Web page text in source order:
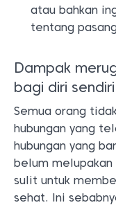
atau bahkan
tentang
Dampak
bagi diri
Semua orang
hubungan yang
hubungan yang
belum melupakan
sulit untuk
sehat. Ini